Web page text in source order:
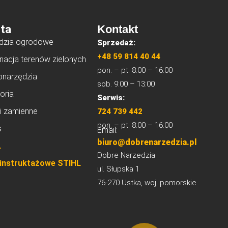
ogrodowe
terenów zielonych
zamienne
STIHL
Kontakt
Sprzedaż:
+48 59 814 40 44
pon. – pt. 8:00 – 16:00
sob. 9:00 – 13:00
Serwis:
724 739 442
pon. – pt. 8:00 – 16:00
Email:
biuro@dobrenarzedzia.pl
Dobre Narzedzia
ul. Słupska 1
76-270 Ustka, woj. pomorskie